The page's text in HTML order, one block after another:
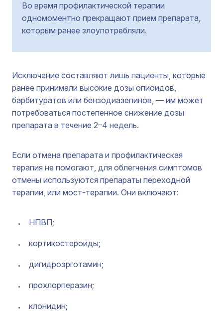
Во время профилактической терапии
одномоментно прекращают прием препарата,
которым ранее злоупотребляли.
Исключение составляют лишь пациенты, которые
ранее принимали высокие дозы опиоидов,
барбитуратов или бензодиазепинов, — им может
потребоваться постепенное снижение дозы
препарата в течение 2–4 недель.
Если отмена препарата и профилактическая
терапия не помогают, для облегчения симптомов
отмены используются препараты переходной
терапии, или мост-терапии. Они включают:
НПВП;
кортикостероиды;
дигидроэрготамин;
прохлорперазин;
клонидин;